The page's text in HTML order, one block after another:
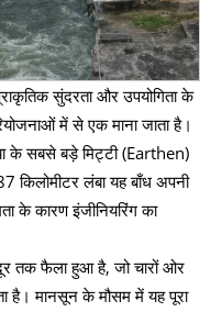
सुंदरता और उपयोगिता के
में से एक माना जाता है।
के सबसे बड़े मिट्टी (Earthen)
किलोमीटर लंबा यह बाँध अपनी
के कारण इंजीनियरिंग का
तक फैला हुआ है, जो चारों ओर
है। मानसून के मौसम में यह पूरा